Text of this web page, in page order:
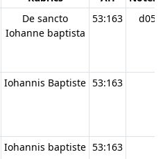
De sancto
Iohanne baptista
53:163 d05
Iohannis Baptiste 53:163
Iohannis baptiste 53:163